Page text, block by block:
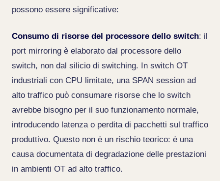
possono essere significative:
Consumo di risorse del processore dello switch: il
port mirroring è elaborato dal processore dello
switch, non dal silicio di switching. In switch OT
industriali con CPU limitate, una SPAN session ad
alto traffico può consumare risorse che lo switch
avrebbe bisogno per il suo funzionamento normale,
introducendo latenza o perdita di pacchetti sul traffico
produttivo. Questo non è un rischio teorico: è una
causa documentata di degradazione delle prestazioni
in ambienti OT ad alto traffico.